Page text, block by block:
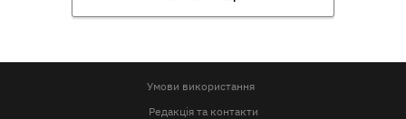
Умови використання
Редакція та контакти